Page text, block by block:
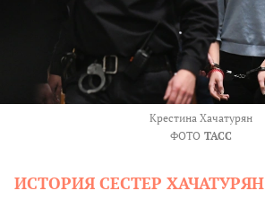
Крестина Хачатурян
ФОТО ТАСС
ИСТОРИЯ СЕСТЕР ХАЧАТУРЯН